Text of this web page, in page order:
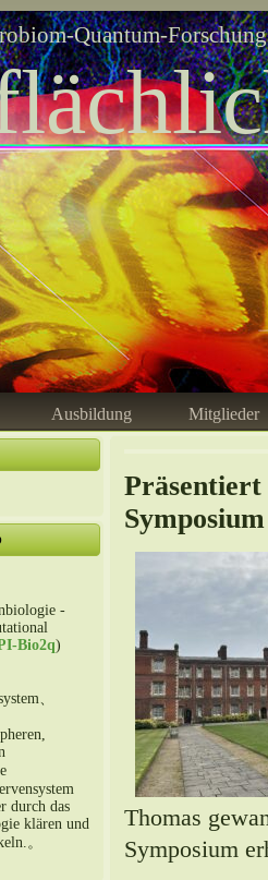
Quantum-
Ausbildung Mitglieder
-
Bio2q)
、
durch das
klären und
。
Präsentiert
Symposium
Thomas
Symposium